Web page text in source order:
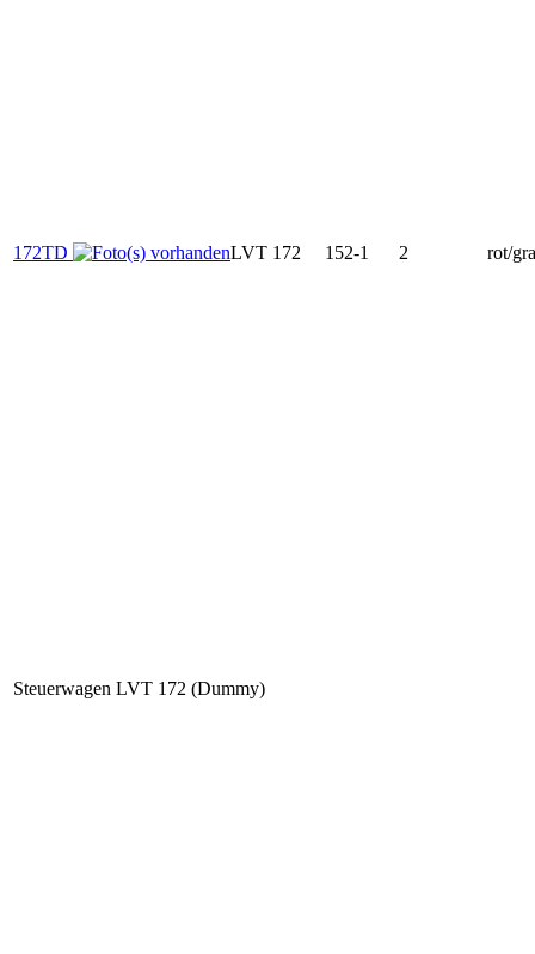
172TD LVT 172 152-1 2 rot/
Steuerwagen LVT 172 (Dummy)